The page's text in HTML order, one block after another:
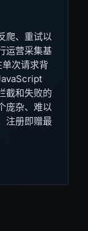
爬、重试以
运营采集基
单次请求背
截和失败的
庞杂、难以
注册即赠最